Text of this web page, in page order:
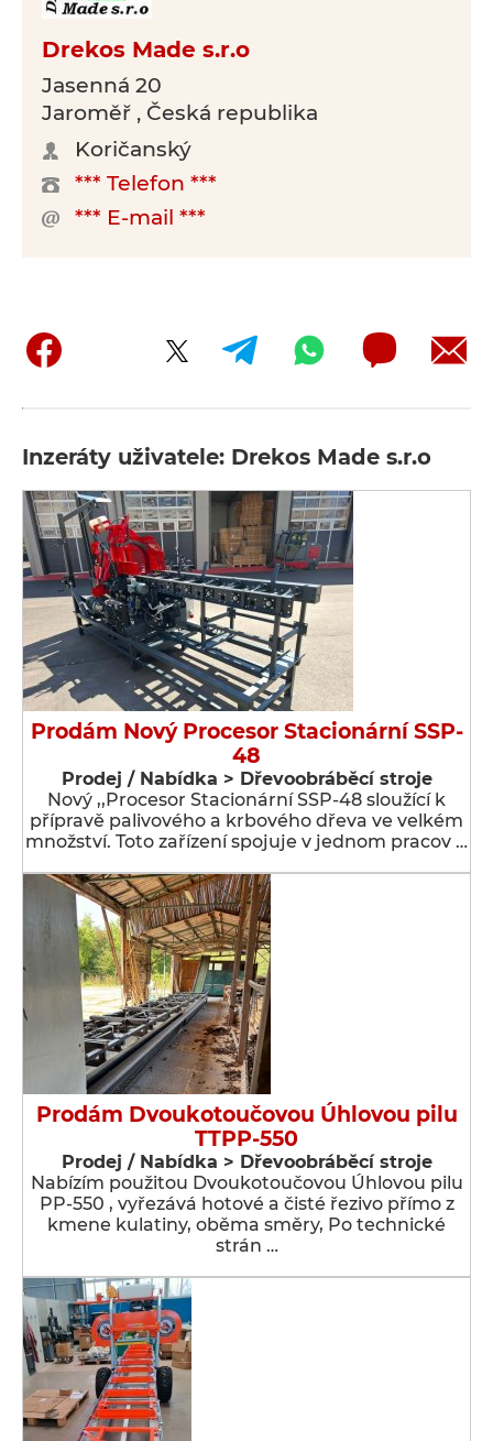
Drekos Made s.r.o
Jasenná 20
Jaroměř , Česká republika
Koričanský
*** Telefon ***
*** E-mail ***
Inzeráty uživatele: Drekos Made s.r.o
Prodám Nový Procesor Stacionární SSP-
48
Prodej / Nabídka > Dřevoobráběcí stroje
Nový ,,Procesor Stacionární SSP-48 sloužící k
přípravě palivového a krbového dřeva ve velkém
množství. Toto zařízení spojuje v jednom pracov …
Prodám Dvoukotoučovou Úhlovou pilu
TTPP-550
Prodej / Nabídka > Dřevoobráběcí stroje
Nabízím použitou Dvoukotoučovou Úhlovou pilu
PP-550 , vyřezává hotové a čisté řezivo přímo z
kmene kulatiny, oběma směry, Po technické
strán …